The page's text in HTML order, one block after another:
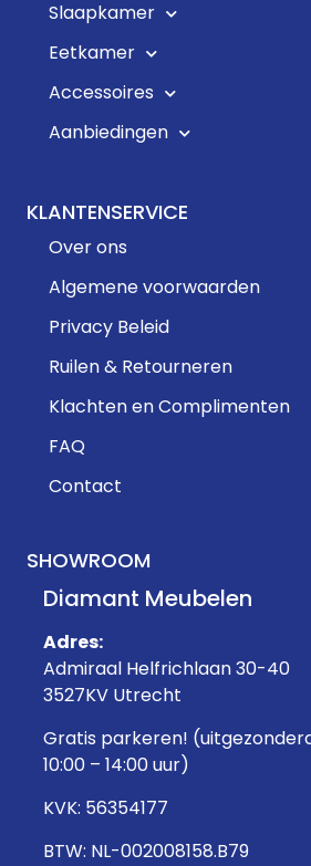
Slaapkamer
Eetkamer
Accessoires
Aanbiedingen
KLANTENSERVICE
Over ons
Algemene voorwaarden
Privacy Beleid
Ruilen & Retourneren
Klachten en Complimenten
FAQ
Contact
SHOWROOM
Diamant Meubelen
Adres:
Admiraal Helfrichlaan 30-40
3527KV Utrecht
Gratis parkeren!
10:00 – 14:00 uur)
KVK: 56354177
BTW: NL-002008158.B79